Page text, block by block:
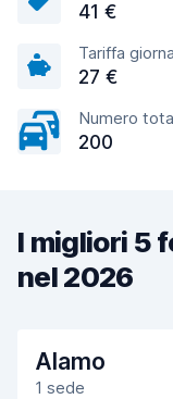
41 €
Tariffa
27 €
Numero
200
I migliori 5
nel 2026
Alamo
1 sede